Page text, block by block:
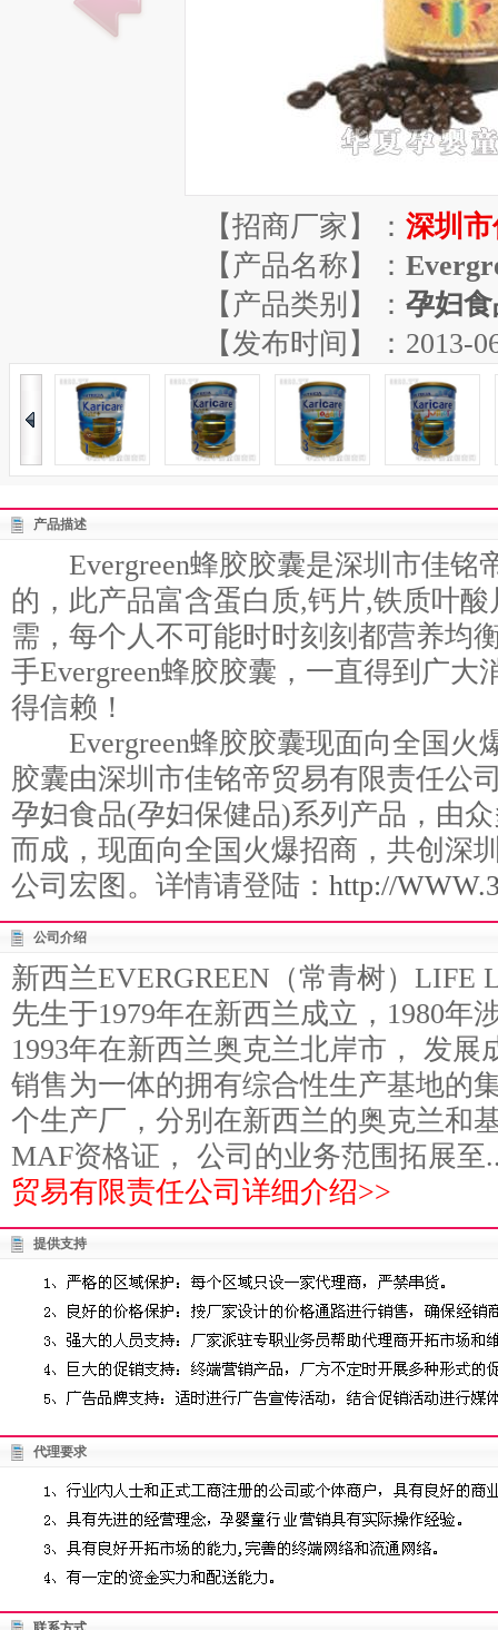
【招商厂家】： 深圳
【产品名称】：
【产品类别】： 孕妇
【发布时间】：2013-
产品描述
Evergreen蜂胶胶囊是深圳市佳铭
的，此产品富含蛋白质,钙片,铁质叶
需，每个人不可能时时刻刻都营养均
手Evergreen蜂胶胶囊，一直得到广大
得信赖！
Evergreen蜂胶胶囊现面向全国火
胶囊由深圳市佳铭帝贸易有限责任公
孕妇食品(孕妇保健品)系列产品，由
而成，现面向全国火爆招商，共创深
公司宏图。详情请登陆： http://
公司介绍
新西兰EVERGREEN（常青树）LIFE
先生于1979年在新西兰成立，1980年
1993年在新西兰奥克兰北岸市， 发
销售为一体的拥有综合性生产基地的
个生产厂，分别在新西兰的奥克兰和
MAF资格证， 公司的业务范围拓展
贸易有限责任公司详细介绍>>
提供支持
代理要求